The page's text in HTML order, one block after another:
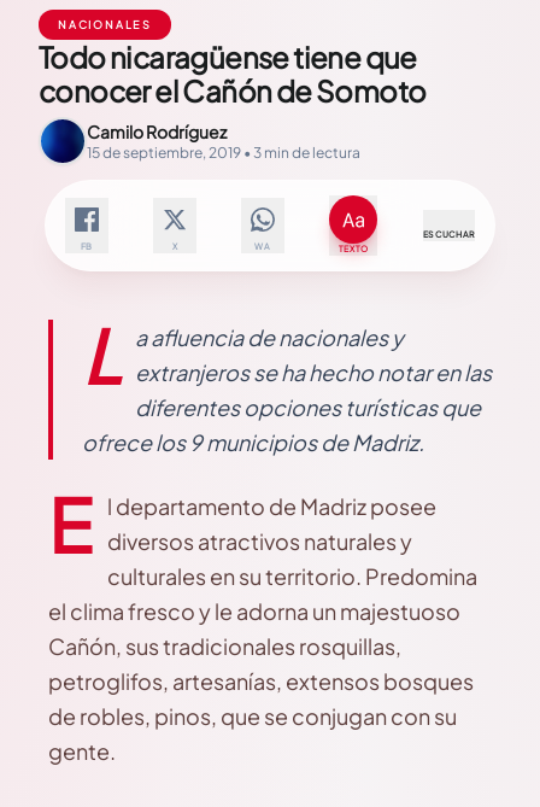
NACIONALES
Todo nicaragüense tiene que
conocer el Cañón de Somoto
Camilo Rodríguez
15 de septiembre, 2019 • 3 min de lectura
FB X WA TEXTO
ESCUCHAR
L a afluencia de nacionales y
extranjeros se ha hecho notar en las
diferentes opciones turísticas que
ofrece los 9 municipios de Madriz.
E l departamento de Madriz posee
diversos atractivos naturales y
culturales en su territorio. Predomina
el clima fresco y le adorna un majestuoso
Cañón, sus tradicionales rosquillas,
petroglifos, artesanías, extensos bosques
de robles, pinos, que se conjugan con su
gente.